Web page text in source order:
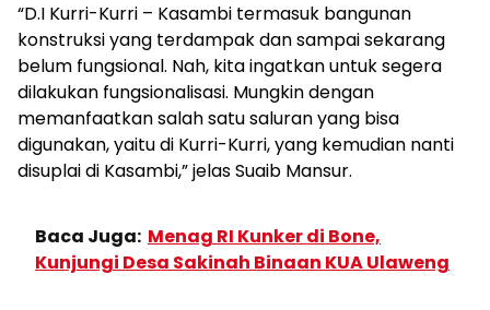
“D.I Kurri-Kurri – Kasambi termasuk bangunan
konstruksi yang terdampak dan sampai sekarang
belum fungsional. Nah, kita ingatkan untuk segera
dilakukan fungsionalisasi. Mungkin dengan
memanfaatkan salah satu saluran yang bisa
digunakan, yaitu di Kurri-Kurri, yang kemudian nanti
disuplai di Kasambi,” jelas Suaib Mansur.
Baca Juga: Menag RI Kunker di Bone,
Kunjungi Desa Sakinah Binaan KUA Ulaweng